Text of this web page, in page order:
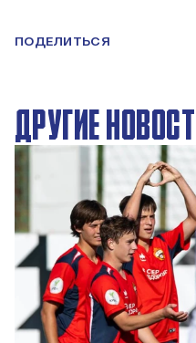
ПОДЕЛИТЬСЯ
ДРУГИЕ